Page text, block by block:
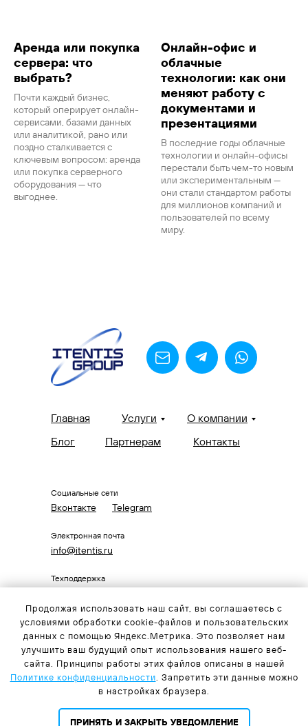
Аренда или покупка
сервера: что
выбрать?
Почти каждый бизнес,
который оперирует онлайн-
сервисами, базами данных
или аналитикой, рано или
поздно сталкивается с
ключевым вопросом: аренда
или покупка серверного
оборудования — что
выгоднее.
Онлайн-офис и
облачные
технологии: как они
меняют работу с
документами и
презентациями
В последние годы облачные
технологии и онлайн-офисы
перестали быть чем-то новым
или экспериментальным —
они стали стандартом работы
для миллионов компаний и
пользователей по всему
миру.
ITENTIS GROUP © 2010 - 2025
Социальные сети
Telegram
Вконтакте
Техподдержка
Коммерческий отдел
+7 (495) 320-26-77
Электронная почта
info@itentis.ru
Центральный офис
115114, Москва, 2-й Кожевничевский пер, 12, с 2
Контакты
Партнерам
Блог
О компании
Услуги
Главная
Продолжая использовать наш сайт, вы соглашаетесь с
условиями обработки cookie-файлов и пользовательских
данных с помощью Яндекс.Метрика. Это позволяет нам
улучшить ваш будущий опыт использования нашего веб-
сайта. Принципы работы этих файлов описаны в нашей
Политике конфиденциальности. Запретить эти данные можно
в настройках браузера.
ПРИНЯТЬ И ЗАКРЫТЬ УВЕДОМЛЕНИЕ